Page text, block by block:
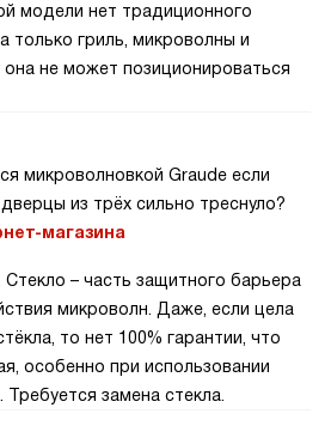
модели нет традиционного
только гриль, микроволны и
она не может позиционироваться
микроволновкой Graude если
из трёх сильно треснуло?
магазина
Стекло – часть защитного барьера
микроволн. Даже, если цела
то нет 100% гарантии, что
особенно при использовании
замена стекла.